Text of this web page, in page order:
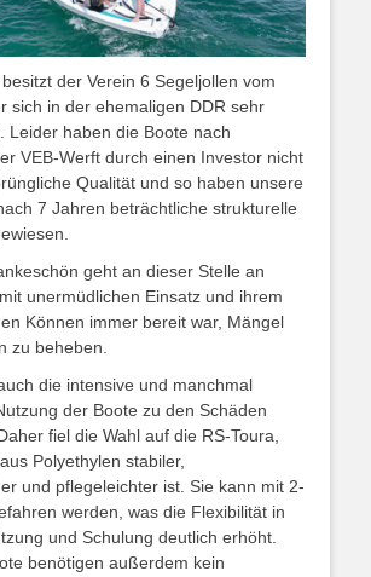
der Verein 6 Segeljollen vom
sich in der ehemaligen DDR sehr
Leider haben die Boote nach
VEB-Werft durch einen Investor nicht
Qualität und so haben unsere
7 Jahren beträchtliche strukturelle
geht an dieser Stelle an
unermüdlichen Einsatz und ihrem
Können immer bereit war, Mängel
zu beheben.
die intensive und manchmal
der Boote zu den Schäden
fiel die Wahl auf die RS-Toura,
Polyethylen stabiler,
und pflegeleichter ist. Sie kann mit 2-
werden, was die Flexibilität in
und Schulung deutlich erhöht.
benötigen außerdem kein